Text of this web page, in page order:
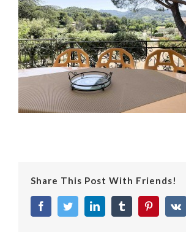
Share This Post With Friends!
facebooktwitter linkedin tumblr pinterestvk